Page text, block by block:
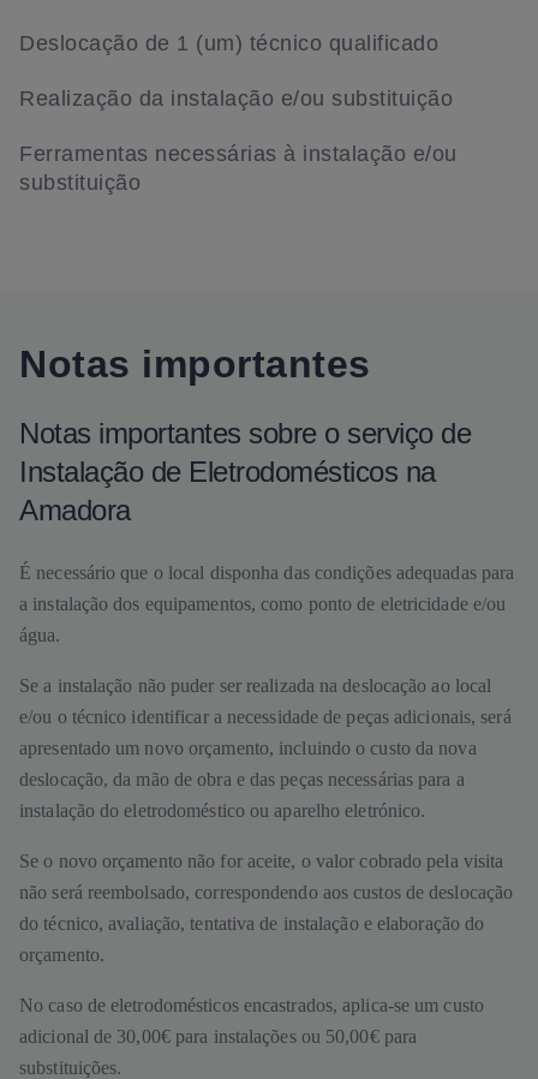
Deslocação de 1 (um) técnico qualificado
Realização da instalação e/ou substituição
Ferramentas necessárias à instalação e/ou
substituição
Notas importantes
Notas importantes sobre o serviço de
Instalação de Eletrodomésticos na
Amadora
É necessário que o local disponha das condições adequadas para
a instalação dos equipamentos, como ponto de eletricidade e/ou
água.
Se a instalação não puder ser realizada na deslocação ao local
e/ou o técnico identificar a necessidade de peças adicionais, será
apresentado um novo orçamento, incluindo o custo da nova
deslocação, da mão de obra e das peças necessárias para a
instalação do eletrodoméstico ou aparelho eletrónico.
Se o novo orçamento não for aceite, o valor cobrado pela visita
não será reembolsado, correspondendo aos custos de deslocação
do técnico, avaliação, tentativa de instalação e elaboração do
orçamento.
No caso de eletrodomésticos encastrados, aplica-se um custo
adicional de 30,00€ para instalações ou 50,00€ para
substituições.